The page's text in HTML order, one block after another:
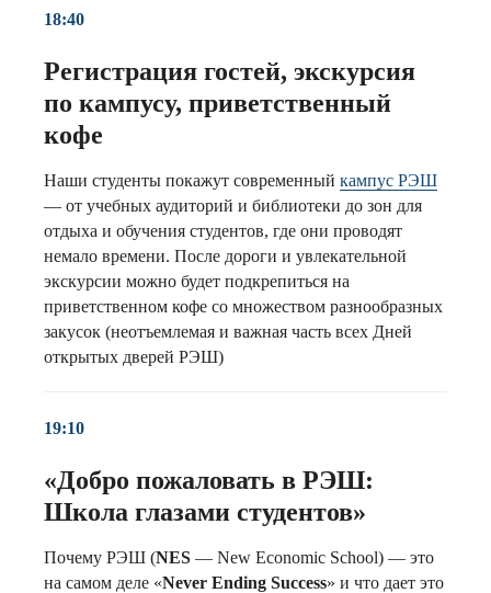
18:40
Регистрация гостей, экскурсия
по кампусу, приветственный
кофе
Наши студенты покажут современный кампус РЭШ
— от учебных аудиторий и библиотеки до зон для
отдыха и обучения студентов, где они проводят
немало времени. После дороги и увлекательной
экскурсии можно будет подкрепиться на
приветственном кофе со множеством разнообразных
закусок (неотъемлемая и важная часть всех Дней
открытых дверей РЭШ)
19:10
«Добро пожаловать в РЭШ:
Школа глазами студентов»
Почему РЭШ (NES — New Economic School) — это
на самом деле «Never Ending Success» и что дает это